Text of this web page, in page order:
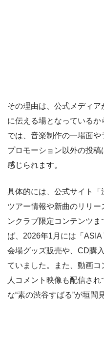
その理由は、公式メディア
に伝える場となっている
では、音楽制作の一場面や
プロモーション以外の投
感じられます。
具体的には、公式サイト
ツアー情報や新曲のリリ
ンクラブ限定コンテンツま
ば、2026年1月には「
会場グッズ販売や、CD購
ていました。また、動画
人コメント映像も配信さ
な“素の渋谷すばる”が垣間